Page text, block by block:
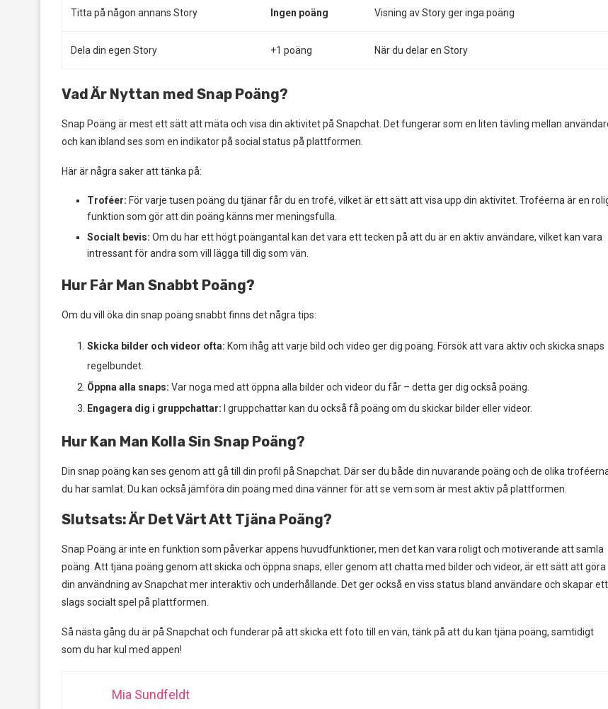
Titta på någon annans Story Ingen poäng Visning av Story ger inga poäng
Dela din egen Story +1 poäng När du delar en Story
Vad Är Nyttan med Snap Poäng?
Snap Poäng är mest ett sätt att mäta och visa din aktivitet på Snapchat. Det fungerar som en liten tävling mellan
och kan ibland ses som en indikator på social status på plattformen.
Här är några saker att tänka på:
Troféer: För varje tusen poäng du tjänar får du en trofé, vilket är ett sätt att visa upp din aktivitet. Troféerna är en
funktion som gör att din poäng känns mer meningsfulla.
Socialt bevis: Om du har ett högt poängantal kan det vara ett tecken på att du är en aktiv användare, vilket kan vara
intressant för andra som vill lägga till dig som vän.
Hur Får Man Snabbt Poäng?
Om du vill öka din snap poäng snabbt finns det några tips:
Skicka bilder och videor ofta: Kom ihåg att varje bild och video ger dig poäng. Försök att vara aktiv och skicka snaps
regelbundet.
Öppna alla snaps: Var noga med att öppna alla bilder och videor du får – detta ger dig också poäng.
Engagera dig i gruppchattar: I gruppchattar kan du också få poäng om du skickar bilder eller videor.
Hur Kan Man Kolla Sin Snap Poäng?
Din snap poäng kan ses genom att gå till din profil på Snapchat. Där ser du både din nuvarande poäng och de olika
du har samlat. Du kan också jämföra din poäng med dina vänner för att se vem som är mest aktiv på plattformen.
Slutsats: Är Det Värt Att Tjäna Poäng?
Snap Poäng är inte en funktion som påverkar appens huvudfunktioner, men det kan vara roligt och motiverande att samla
poäng. Att tjäna poäng genom att skicka och öppna snaps, eller genom att chatta med bilder och videor, är ett sätt att göra
din användning av Snapchat mer interaktiv och underhållande. Det ger också en viss status bland användare och skapar ett
slags socialt spel på plattformen.
Så nästa gång du är på Snapchat och funderar på att skicka ett foto till en vän, tänk på att du kan tjäna poäng, samtidigt
som du har kul med appen!
Mia Sundfeldt